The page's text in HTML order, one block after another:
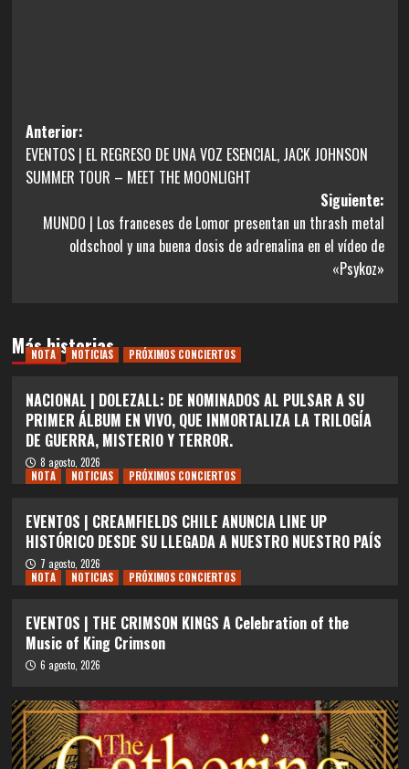
Navegación
de
entradas
Anterior:
EVENTOS | EL REGRESO DE UNA VOZ ESENCIAL, JACK JOHNSON
SUMMER TOUR – MEET THE MOONLIGHT
Siguiente:
MUNDO | Los franceses de Lomor presentan un thrash metal
oldschool y una buena dosis de adrenalina en el vídeo de
«Psykoz»
Más historias
NOTA NOTICIAS PRÓXIMOS CONCIERTOS
NACIONAL | DOLEZALL: DE NOMINADOS AL PULSAR A SU
PRIMER ÁLBUM EN VIVO, QUE INMORTALIZA LA TRILOGÍA
DE GUERRA, MISTERIO Y TERROR.
8 agosto, 2026
NOTA
NOTICIAS PRÓXIMOS CONCIERTOS
EVENTOS | CREAMFIELDS CHILE ANUNCIA LINE UP
HISTÓRICO DESDE SU LLEGADA A NUESTRO NUESTRO PAÍS
7 agosto, 2026
NOTA
NOTICIAS PRÓXIMOS CONCIERTOS
EVENTOS | THE CRIMSON KINGS A Celebration of the
Music of King Crimson
6 agosto, 2026